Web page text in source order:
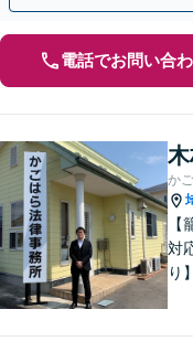
電話でお問い合
か
対
り